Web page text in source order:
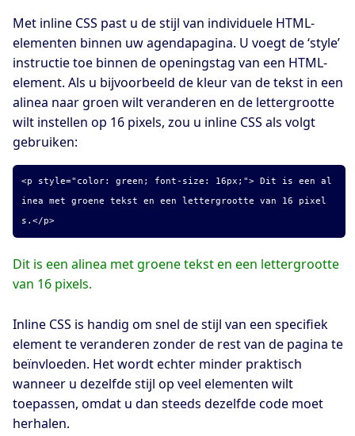
Met inline CSS past u de stijl van individuele HTML-
elementen binnen uw agendapagina. U voegt de ‘style’
instructie toe binnen de openingstag van een HTML-
element. Als u bijvoorbeeld de kleur van de tekst in een
alinea naar groen wilt veranderen en de lettergrootte
wilt instellen op 16 pixels, zou u inline CSS als volgt
gebruiken:
<p style="color: green; font-size: 16px;"> Dit is een al
inea met groene tekst en een lettergrootte van 16 pixel
s.</p>
Dit is een alinea met groene tekst en een lettergrootte
van 16 pixels.
Inline CSS is handig om snel de stijl van een specifiek
element te veranderen zonder de rest van de pagina te
beïnvloeden. Het wordt echter minder praktisch
wanneer u dezelfde stijl op veel elementen wilt
toepassen, omdat u dan steeds dezelfde code moet
herhalen.